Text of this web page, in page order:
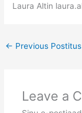
Laura Altin
← Previous Postitus
Leave a